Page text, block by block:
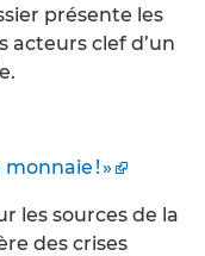
présente les
acteurs clef d’un
! »
les sources de la
des crises